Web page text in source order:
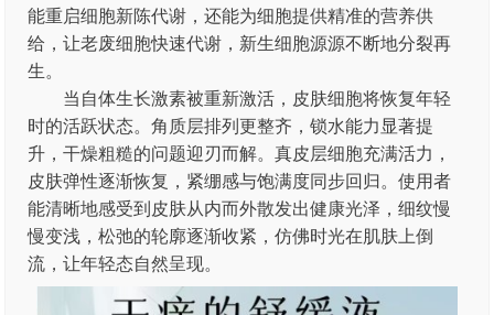
能重启细胞新陈代谢，还能为细胞提供精准的营养供
给，让老废细胞快速代谢，新生细胞源源不断地分裂再
生。
当自体生长激素被重新激活，皮肤细胞将恢复年轻
时的活跃状态。角质层排列更整齐，锁水能力显著提
升，干燥粗糙的问题迎刃而解。真皮层细胞充满活力，
皮肤弹性逐渐恢复，紧绷感与饱满度同步回归。使用者
能清晰地感受到皮肤从内而外散发出健康光泽，细纹慢
慢变浅，松弛的轮廓逐渐收紧，仿佛时光在肌肤上倒
流，让年轻态自然呈现。